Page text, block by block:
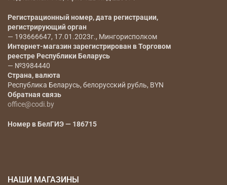
Регистрационный номер, дата регистрации,
регистрирующий орган
— 193666647, 17.01.2023г., Мингорисполком
Интернет-магазин зарегистрирован в Торговом
реестре Республики Беларусь
— №3984440
Страна, валюта
Республика Беларусь, белорусский рубль, BYN
Обратная связь
office@codi.by
Номер в БелГИЭ — 186715
НАШИ МАГАЗИНЫ